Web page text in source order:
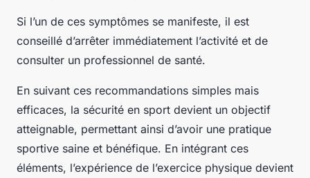
Si l’un de ces symptômes se manifeste, il est
conseillé d’arrêter immédiatement l’activité et de
consulter un professionnel de santé.
En suivant ces recommandations simples mais
efficaces, la sécurité en sport devient un objectif
atteignable, permettant ainsi d’avoir une pratique
sportive saine et bénéfique. En intégrant ces
éléments, l’expérience de l’exercice physique devient